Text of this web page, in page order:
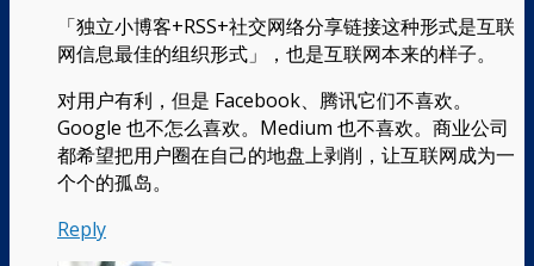
「独立小博客+RSS+社交网络分享链接这种形式是互联
网信息最佳的组织形式」，也是互联网本来的样子。
对用户有利，但是 Facebook、腾讯它们不喜欢。
Google 也不怎么喜欢。Medium 也不喜欢。商业公司
都希望把用户圈在自己的地盘上剥削，让互联网成为一
个个的孤岛。
Reply